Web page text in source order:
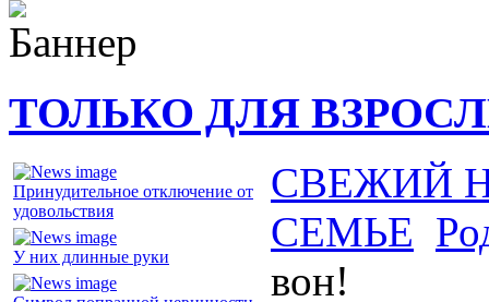
ТОЛЬКО ДЛЯ
Принудительное отключение от
удовольствия
У них длинные руки
СВЕЖИЙ
СЕМЬЕ
вон!